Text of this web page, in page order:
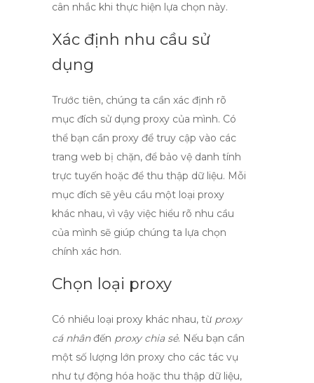
cân nhắc khi thực hiện lựa chọn này.
Xác định nhu cầu sử
dụng
Trước tiên, chúng ta cần xác định rõ
mục đích sử dụng proxy của mình. Có
thể bạn cần proxy để truy cập vào các
trang web bị chặn, để bảo vệ danh tính
trực tuyến hoặc để thu thập dữ liệu. Mỗi
mục đích sẽ yêu cầu một loại proxy
khác nhau, vì vậy việc hiểu rõ nhu cầu
của mình sẽ giúp chúng ta lựa chọn
chính xác hơn.
Chọn loại proxy
Có nhiều loại proxy khác nhau, từ proxy
cá nhânđến proxy chia sẻ. Nếu bạn cần
một số lượng lớn proxy cho các tác vụ
như tự động hóa hoặc thu thập dữ liệu,